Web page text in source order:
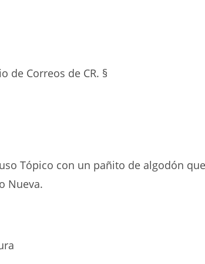
de Correos de CR. §
Tópico con un pañito de algodón
Nueva.